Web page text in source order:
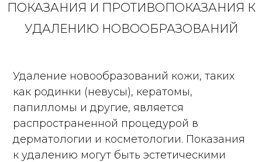
ПОКАЗАНИЯ И ПРОТИВОПОКАЗАНИЯ К
УДАЛЕНИЮ НОВООБРАЗОВАНИЙ
Удаление новообразований кожи, таких
как родинки (невусы), кератомы,
папилломы и другие, является
распространенной процедурой в
дерматологии и косметологии. Показания
к удалению могут быть эстетическими